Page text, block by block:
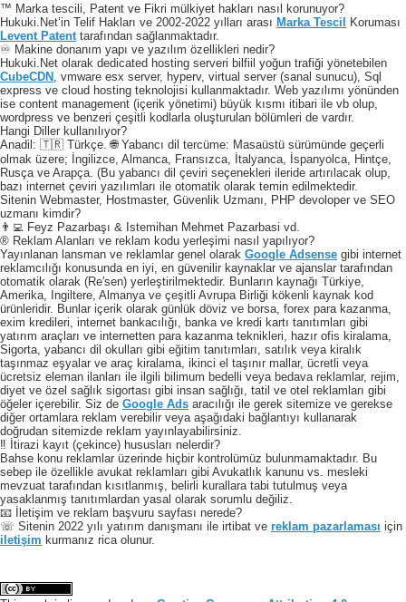
™ Marka tescili, Patent ve Fikri mülkiyet hakları nasıl korunuyor?
Hukuki.Net’in Telif Hakları ve 2002-2022 yılları arası Marka Tescil
Koruması
Levent Patent tarafından sağlanmaktadır.
♾️ Makine donanım yapı ve yazılım özellikleri nedir?
Hukuki.Net olarak dedicated hosting serveri bilfiil yoğun trafiği yönetebilen
CubeCDN
, vmware esx server, hyperv, virtual server (sanal sunucu), Sql
express ve cloud hosting teknolojisi kullanmaktadır. Web yazılımı yönünden
ise content management (içerik yönetimi) büyük kısmı itibari ile vb olup,
wordpress ve benzeri çeşitli kodlarla oluşturulan bölümleri de vardır.
Hangi Diller kullanılıyor?
Anadil: 🇹🇷 Türkçe. 🌐 Yabancı dil tercüme: Masaüstü sürümünde geçerli
olmak üzere; İngilizce, Almanca, Fransızca, İtalyanca, İspanyolca, Hintçe,
Rusça ve Arapça. (Bu yabancı dil çeviri seçenekleri ileride artırılacak olup,
bazı internet çeviri yazılımları ile otomatik olarak temin edilmektedir.
Sitenin Webmaster, Hostmaster, Güvenlik Uzmanı, PHP devoloper ve SEO
uzmanı kimdir?
👨‍💻 Feyz Pazarbaşı & Istemihan Mehmet Pazarbasi vd.
® Reklam Alanları ve reklam kodu yerleşimi nasıl yapılıyor?
Yayınlanan lansman ve reklamlar genel olarak Google Adsense gibi internet
reklamcılığı konusunda en iyi, en güvenilir kaynaklar ve ajanslar tarafından
otomatik olarak (Re'sen) yerleştirilmektedir. Bunların kaynağı Türkiye,
Amerika, Ingiltere, Almanya ve çeşitli Avrupa Birliği kökenli kaynak kod
ürünleridir. Bunlar içerik olarak günlük döviz ve borsa, forex para kazanma,
exim kredileri, internet bankacılığı, banka ve kredi kartı tanıtımları gibi
yatırım araçları ve internetten para kazanma teknikleri, hazır ofis kiralama,
Sigorta, yabancı dil okulları gibi eğitim tanıtımları, satılık veya kiralık
taşınmaz eşyalar ve araç kiralama, ikinci el taşınır mallar, ücretli veya
ücretsiz eleman ilanları ile ilgili bilimum bedelli veya bedava reklamlar, rejim,
diyet ve özel sağlık sigortası gibi insan sağlığı, tatil ve otel reklamları gibi
öğeler içerebilir. Siz de Google Ads aracılığı ile gerek sitemize ve gerekse
diğer ortamlara reklam verebilir veya aşağıdaki bağlantıyı kullanarak
doğrudan sitemizde reklam yayınlayabilirsiniz.
‼️ İtirazi kayıt (çekince) hususları nelerdir?
Bahse konu reklamlar üzerinde hiçbir kontrolümüz bulunmamaktadır. Bu
sebep ile özellikle avukat reklamları gibi Avukatlık kanunu vs. mesleki
mevzuat tarafından kısıtlanmış, belirli kurallara tabi tutulmuş veya
yasaklanmış tanıtımlardan yasal olarak sorumlu değiliz.
📧 İletişim ve reklam başvuru sayfası nerede?
☏ Sitenin 2022 yılı yatırım danışmanı ile irtibat ve reklam pazarlaması için
iletişim kurmanız rica olunur.